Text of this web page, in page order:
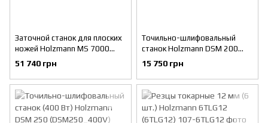
Заточной станок для плоских
ножей Holzmann MS 7000
(MS7000_230V)
51 740 грн
Точильно-шлифовальный
станок Holzmann DSM 200
(DSM200_230V)
15 750 грн